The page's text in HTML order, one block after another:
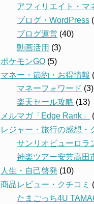
アフィリエイト・マ
ブログ・WordPress
ブログ運営 (40)
動画活用 (3)
ポケモンGO (5)
マネー・節約・お得情報
マネーフォワード (3)
楽天セール攻略 (13)
メルマガ「Edge Rank」
レジャー・旅行の感想・
サンリオピューロラ
神楽ツアー安芸高田
人生・自己啓発 (10)
商品レビュー・クチコミ
たまごっち4U